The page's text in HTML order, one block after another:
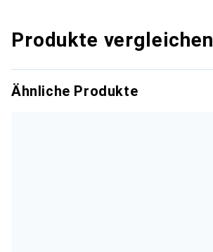
Produkte vergleichen
Ähnliche Produkte